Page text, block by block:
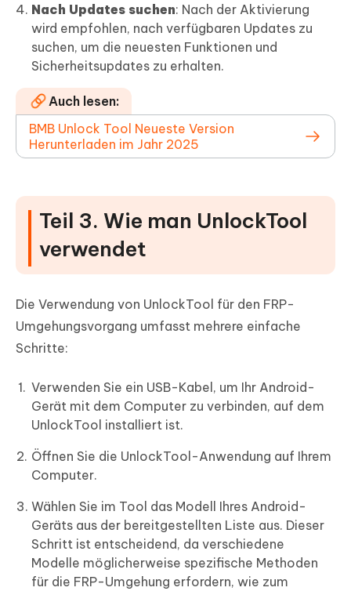
Nach Updates suchen: Nach der Aktivierung
wird empfohlen, nach verfügbaren Updates zu
suchen, um die neuesten Funktionen und
Sicherheitsupdates zu erhalten.
Auch lesen:
BMB Unlock Tool Neueste Version
Herunterladen im Jahr 2025
Teil 3. Wie man UnlockTool
verwendet
Die Verwendung von UnlockTool für den FRP-
Umgehungsvorgang umfasst mehrere einfache
Schritte:
Verwenden Sie ein USB-Kabel, um Ihr Android-
Gerät mit dem Computer zu verbinden, auf dem
UnlockTool installiert ist.
Öffnen Sie die UnlockTool-Anwendung auf Ihrem
Computer.
Wählen Sie im Tool das Modell Ihres Android-
Geräts aus der bereitgestellten Liste aus. Dieser
Schritt ist entscheidend, da verschiedene
Modelle möglicherweise spezifische Methoden
für die FRP-Umgehung erfordern, wie zum